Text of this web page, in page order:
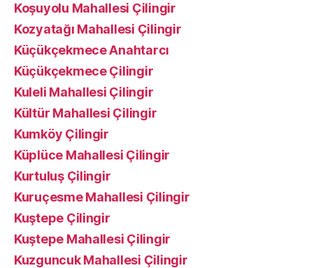
Koşuyolu Mahallesi Çilingir
Kozyatağı Mahallesi Çilingir
Küçükçekmece Anahtarcı
Küçükçekmece Çilingir
Kuleli Mahallesi Çilingir
Kültür Mahallesi Çilingir
Kumköy Çilingir
Küplüce Mahallesi Çilingir
Kurtuluş Çilingir
Kuruçesme Mahallesi Çilingir
Kuştepe Çilingir
Kuştepe Mahallesi Çilingir
Kuzguncuk Mahallesi Çilingir